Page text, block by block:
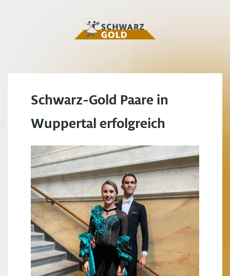
Schwarz-Gold Paare in
Wuppertal erfolgreich